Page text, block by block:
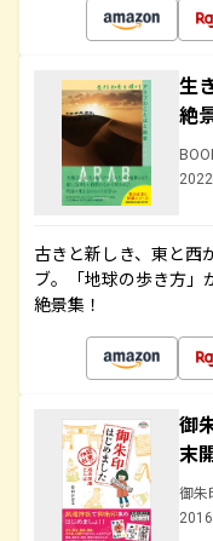
生
絶
古きと新しき、東と西
ブ。「地球の歩き方」
絶景集！
御
末
御朱